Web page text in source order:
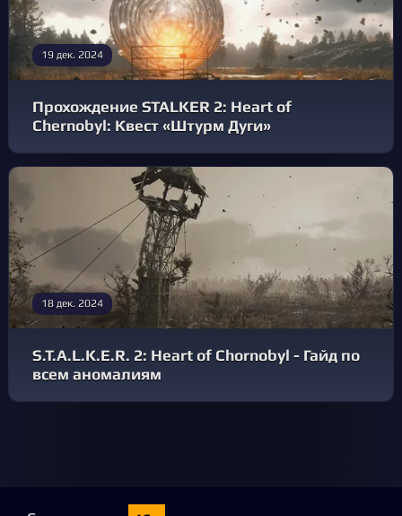
19 дек. 2024
Прохождение STALKER 2: Heart of
Chernobyl: Квест «Штурм Дуги»
18 дек. 2024
S.T.A.L.K.E.R. 2: Heart of Chornobyl - Гайд по
всем аномалиям